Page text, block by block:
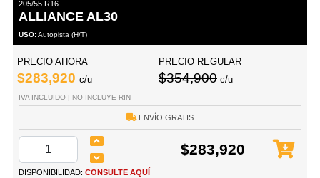
205/55 R16
ALLIANCE AL30
USO:Autopista (H/T)
PRECIO AHORA
$283,920 c/u
PRECIO REGULAR
$354,900 c/u
IVA INCLUIDO | NO INCLUYE RIN
ENVÍO GRATIS
$283,920
DISPONIBILIDAD: CONSULTE AQUÍ